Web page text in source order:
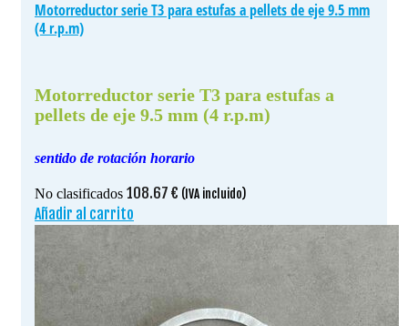
Motorreductor serie T3 para estufas a pellets de eje 9.5 mm
(4 r.p.m)
Motorreductor serie T3 para estufas a
pellets de eje 9.5 mm (4 r.p.m)
sentido de rotación horario
No clasificados 108.67 € (IVA incluido)
Añadir al carrito